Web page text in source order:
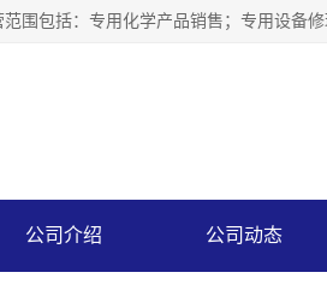
公司介绍 公司动态